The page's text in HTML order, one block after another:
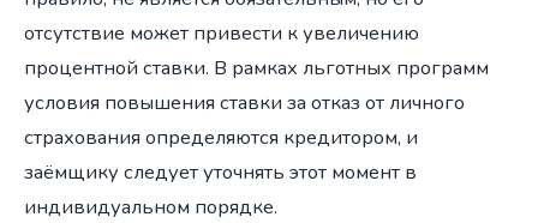
отсутствие может привести к увеличению
процентной ставки. В рамках льготных программ
условия повышения ставки за отказ от личного
страхования определяются кредитором, и
заёмщику следует уточнять этот момент в
индивидуальном порядке.